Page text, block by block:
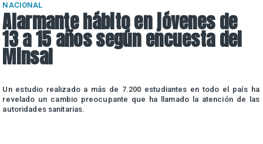
NACIONAL
Alarmante hábito en jóvenes de
13 a 15 años según encuesta del
Minsal
Un estudio realizado a más de 7.200 estudiantes en todo el país ha
revelado un cambio preocupante que ha llamado la atención de las
autoridades sanitarias.